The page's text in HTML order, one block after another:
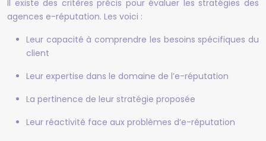
Il existe des critères précis pour évaluer les stratégies des
agences e-réputation. Les voici :
Leur capacité à comprendre les besoins spécifiques du
client
Leur expertise dans le domaine de l’e-réputation
La pertinence de leur stratégie proposée
Leur réactivité face aux problèmes d’e-réputation